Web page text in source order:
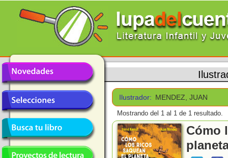
Ilustrador: MENDEZ, JUAN
Mostrando del 1 al 1 de 1 resultado.
Cómo